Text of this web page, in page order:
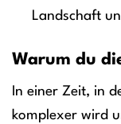
Landschaft
Warum du
In einer Zeit, in
komplexer wird